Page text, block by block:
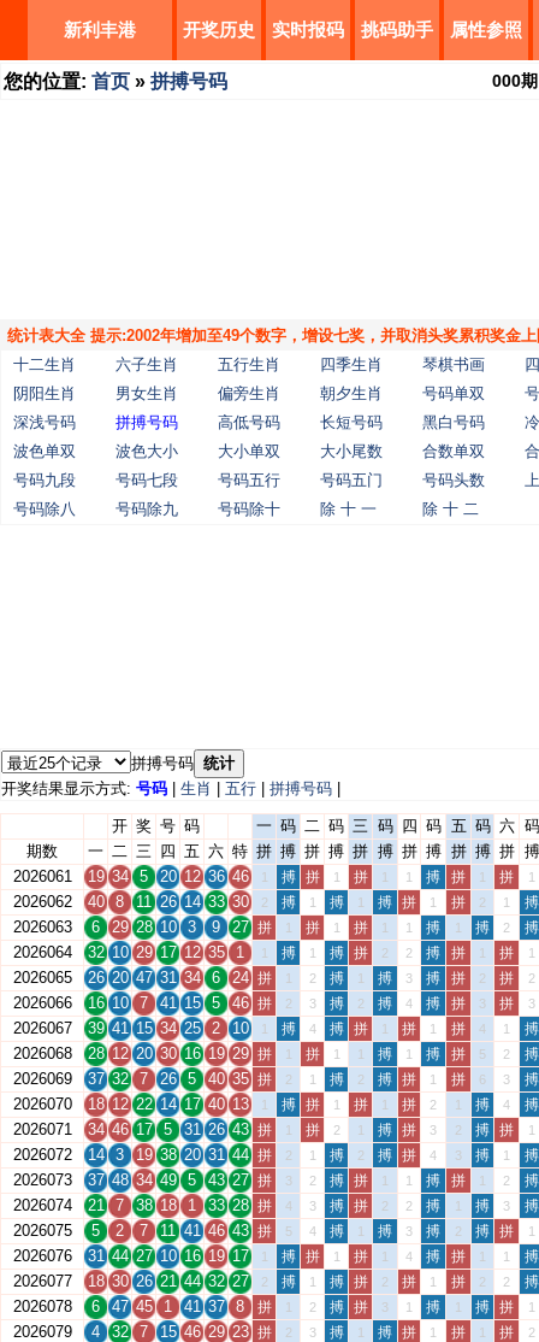
新利丰港 开奖历史 实时报码 挑码助手 属性参照
您的位置: 首页 » 拼搏号码 000期
统计表大全 提示:2002年增加至49个数字，增设七奖，并取消头奖累积奖金
十二生肖
六子生肖 五行生肖 四季生肖 琴棋书画
阴阳生肖
男女生肖 偏旁生肖 朝夕生肖 号码单双
深浅号码
拼搏号码 高低号码 长短号码 黑白号码
波色单双
波色大小 大小单双 大小尾数 合数单双
号码九段
号码七段 号码五行 号码五门 号码头数
号码除八
号码除九 号码除十 除 十 一 除 十 二
拼搏号码 统计
开奖结果显示方式: 号码 生肖 五行 拼搏号码
开 奖 号 码 一 码 二 码 三 码 四 码 五 码 六 码
期数
一 二 三 四 五 六 特 拼 搏 拼 搏 拼 搏 拼 搏 拼 搏 拼 搏
2026061
19 34 5 20 12 36 46 1 搏 拼 1 拼 1 1 搏 拼 1 拼 1
2026062 40 8 11 26 14 33 30 2 搏 1 搏 1 搏 拼 1 拼 2 1 搏
2026063 6 29 28 10 3 9 27 拼 1 拼 1 拼 1 1 搏 1 搏 2 搏
2026064 32 10 29 17 12 35 1 1 搏 1 搏 拼 2 2 搏 拼 1 拼 1
2026065 26 20 47 31 34 6 24 拼 1 2 搏 1 搏 3 搏 拼 2 拼 2
2026066 16 10 7 41 15 5 46 拼 2 3 搏 2 搏 4 搏 拼 3 拼 3
2026067 39 41 15 34 25 2 10 1 搏 4 搏 拼 1 拼 1 拼 4 1 搏
2026068 28 12 20 30 16 19 29 拼 1 拼 1 1 搏 1 搏 拼 5 2 搏
2026069 37 32 7 26 5 40 35 拼 2 1 搏 2 搏 拼 1 拼 6 3 搏
2026070 18 12 22 14 17 40 13 1 搏 拼 1 拼 1 拼 2 1 搏 4 搏
2026071 34 46 17 5 31 26 43 拼 1 拼 2 1 搏 拼 3 2 搏 拼 1
2026072 14 3 19 38 20 31 44 拼 2 1 搏 2 搏 拼 4 3 搏 1 搏
2026073 37 48 34 49 5 43 27 拼 3 2 搏 拼 1 1 搏 拼 1 2 搏
2026074 21 7 38 18 1 33 28 拼 4 3 搏 拼 2 2 搏 1 搏 3 搏
2026075 5 2 7 11 41 46 43 拼 5 4 搏 1 搏 3 搏 2 搏 拼 1
2026076 31 44 27 10 16 19 17 1 搏 拼 1 拼 1 4 搏 拼 1 1 搏
2026077 18 30 26 21 44 32 27 2 搏 1 搏 拼 2 拼 1 拼 2 2 搏
2026078 6 47 45 1 41 37 8 拼 1 2 搏 拼 3 1 搏 1 搏 拼 1
2026079 4 32 7 15 46 29 23 拼 2 3 搏 1 搏 拼 1 拼 1 拼 2